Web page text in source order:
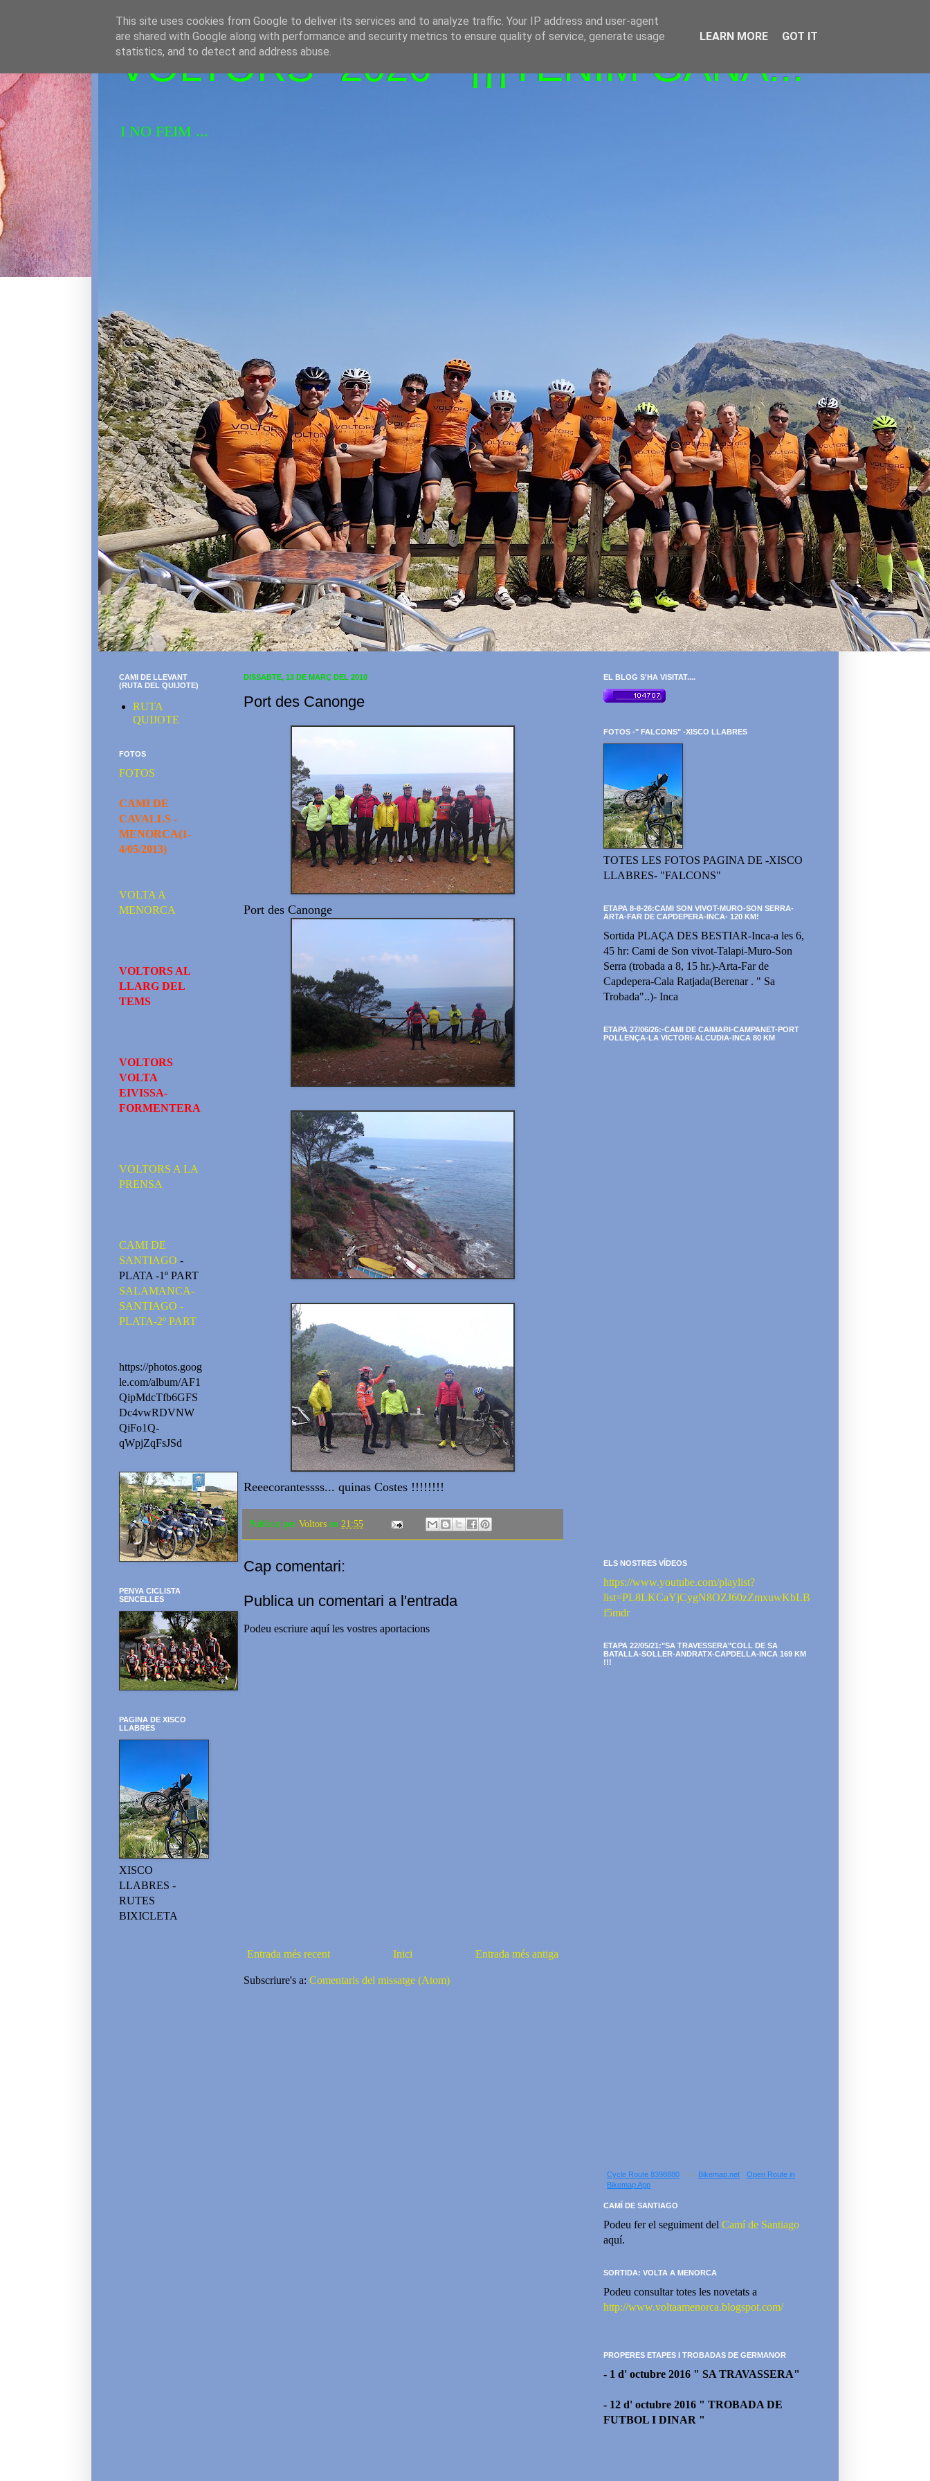
VOLTORS -2026 - ¡¡¡TENIM GANA!!!
I NO FEIM ...
DISSABTE, 13 DE MARÇ DEL 2010
Port des Canonge
Port des Canonge
Reeecorantessss... quinas Costes !!!!!!!!
Publicat per Voltors en 21:55
Cap comentari:
Publica un comentari a l'entrada
Podeu escriure aquí les vostres aportacions
Entrada més recent Entrada més antiga
Inici
Subscriure's a: Comentaris del missatge (Atom)
CAMI DE LLEVANT
(RUTA DEL QUIJOTE)
RUTA
QUIJOTE
FOTOS
FOTOS
CAMI DE
CAVALLS -
MENORCA(1-
4/05/2013)
VOLTA A
MENORCA
VOLTORS AL
LLARG DEL
TEMS
VOLTORS
VOLTA
EIVISSA-
FORMENTERA
VOLTORS A LA
PRENSA
CAMI DE
SANTIAGO -
PLATA -1º PART
SALAMANCA-
SANTIAGO -
PLATA-2º PART
https://photos.goog
le.com/album/AF1
QipMdcTfb6GFS
Dc4vwRDVNW
QiFo1Q-
qWpjZqFsJSd
PENYA CICLISTA
SENCELLES
PAGINA DE XISCO
LLABRES
XISCO
LLABRES -
RUTES
BIXICLETA
EL BLOG S'HA VISITAT....
FOTOS -" FALCONS" -XISCO LLABRES
TOTES LES FOTOS PAGINA DE -XISCO
LLABRES- "FALCONS"
ETAPA 8-8-26:CAMI SON VIVOT-MURO-SON SERRA-
ARTA-FAR DE CAPDEPERA-INCA- 120 KM!
Sortida PLAÇA DES BESTIAR-Inca-a les 6,
45 hr: Cami de Son vivot-Talapi-Muro-Son
Serra (trobada a 8, 15 hr.)-Arta-Far de
Capdepera-Cala Ratjada(Berenar . " Sa
Trobada"..)- Inca
ETAPA 27/06/26:-CAMI DE CAIMARI-CAMPANET-PORT
POLLENÇA-LA VICTORI-ALCUDIA-INCA 80 KM
ELS NOSTRES VÍDEOS
https://www.youtube.com/playlist?
list=PL8LKCaYjCygN8OZJ60zZmxuwKbLB
f5mdr
ETAPA 22/05/21:"SA TRAVESSERA"COLL DE SA
BATALLA-SOLLER-ANDRATX-CAPDELLA-INCA 169 KM
!!!
Cycle Route 8398880 - via Bikemap.net - Open Route in
Bikemap App
CAMÍ DE SANTIAGO
Podeu fer el seguiment del Camí de Santiago
aquí.
SORTIDA: VOLTA A MENORCA
Podeu consultar totes les novetats a
http://www.voltaamenorca.blogspot.com/
PROPERES ETAPES I TROBADAS DE GERMANOR
- 1 d' octubre 2016 " SA TRAVASSERA"
- 12 d' octubre 2016 " TROBADA DE
FUTBOL I DINAR "
This site uses cookies from Google to deliver its services and to analyze traffic. Your IP address and user-agent
are shared with Google along with performance and security metrics to ensure quality of service, generate usage
statistics, and to detect and address abuse.
LEARN MORE GOT IT